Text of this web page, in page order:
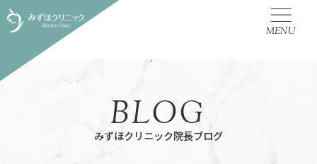
MENU
みずほクリニック院長ブログ
BLOG